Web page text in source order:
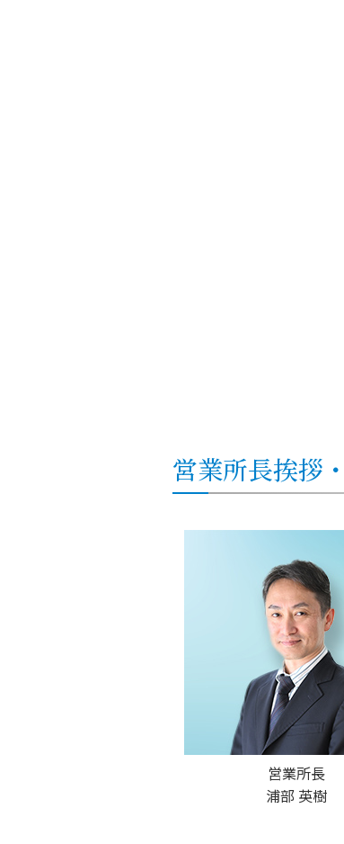
営業所長挨拶・
営業所長
浦部 英樹